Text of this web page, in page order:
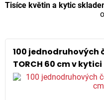
Tisíce květin a kytic
100 jednodruhových
TORCH 60 cm v kytici